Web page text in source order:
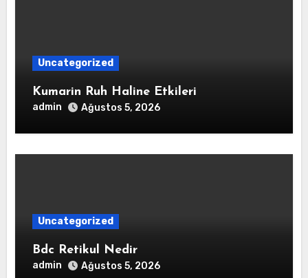
Uncategorized
Kumarin Ruh Haline Etkileri
admin Ağustos 5, 2026
Uncategorized
Bdc Retikul Nedir
admin Ağustos 5, 2026